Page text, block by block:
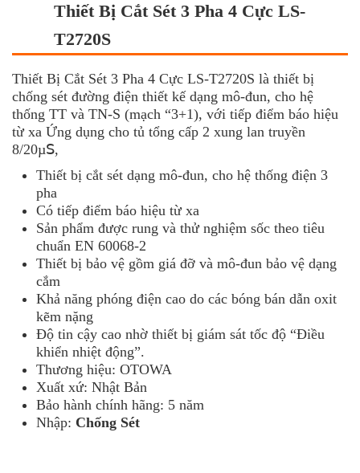
Thiết Bị Cắt Sét 3 Pha 4 Cực LS-
T2720S
Thiết Bị Cắt Sét 3 Pha 4 Cực LS-T2720S là thiết bị
chống sét đường điện thiết kế dạng mô-đun, cho hệ
thống TT và TN-S (mạch “3+1), với tiếp điểm báo hiệu
từ xa Ứng dụng cho tủ tổng cấp 2 xung lan truyền
8/20µꓢ,
Thiết bị cắt sét dạng mô-đun, cho hệ thống điện 3
pha
Có tiếp điểm báo hiệu từ xa
Sản phẩm được rung và thử nghiệm sốc theo tiêu
chuẩn EN 60068-2
Thiết bị bảo vệ gồm giá đỡ và mô-đun bảo vệ dạng
cắm
Khả năng phóng điện cao do các bóng bán dẫn oxit
kẽm nặng
Độ tin cậy cao nhờ thiết bị giám sát tốc độ “Điều
khiển nhiệt động”.
Thương hiệu: OTOWA
Xuất xứ: Nhật Bản
Bảo hành chính hãng: 5 năm
Nhập: Chống Sét